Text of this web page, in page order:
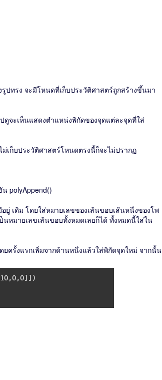
ปทรง จะมีโหนดที่เก็บประวัติศาสตร์ถูกสร้างขึ้นมา
ดูจะเห็นแสดงตำแหน่งพิกัดของจุดแต่ละจุดที่ใส่
ม่เก็บประวัติศาสตร์โหนดตรงนี้ก็จะไม่ปรากฏ
polyAppend()
เดิม โดยใส่หมายเลขของเส้นขอบเส้นหนึ่งของโพ
หมายเลขเส้นขอบทั้งหมดเลยก็ได้ ทั้งหมดนี้ใส่ใน
ครั้งแรกเพิ่มจากด้านหนึ่งแล้วใส่พิกัดจุดใหม่ จากนั้น